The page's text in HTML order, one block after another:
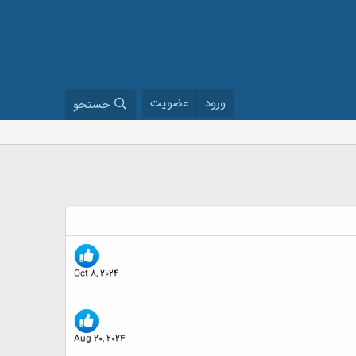
ورود عضویت جستجو
Oct 8, 2024
Aug 20, 2024